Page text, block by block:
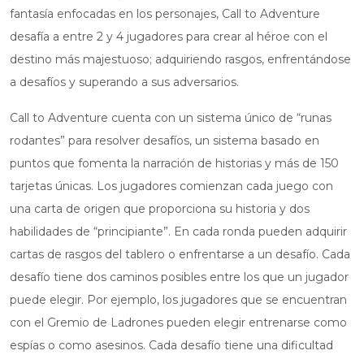
fantasía enfocadas en los personajes, Call to Adventure
desafía a entre 2 y 4 jugadores para crear al héroe con el
destino más majestuoso; adquiriendo rasgos, enfrentándose
a desafíos y superando a sus adversarios.
Call to Adventure cuenta con un sistema único de “runas
rodantes” para resolver desafíos, un sistema basado en
puntos que fomenta la narración de historias y más de 150
tarjetas únicas. Los jugadores comienzan cada juego con
una carta de origen que proporciona su historia y dos
habilidades de “principiante”. En cada ronda pueden adquirir
cartas de rasgos del tablero o enfrentarse a un desafío. Cada
desafío tiene dos caminos posibles entre los que un jugador
puede elegir. Por ejemplo, los jugadores que se encuentran
con el Gremio de Ladrones pueden elegir entrenarse como
espías o como asesinos. Cada desafío tiene una dificultad